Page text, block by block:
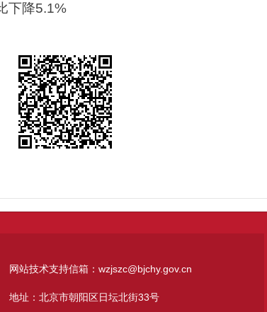
下降5.1%
网站技术支持信箱：wzjszc@bjchy.gov.cn
地址：北京市朝阳区日坛北街33号